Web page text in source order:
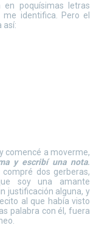
poquísimas letras
identifica. Pero el
así:
comencé a moverme,
y escribí una nota.
dos gerberas,
soy una amante
justificación alguna, y
al que había visto
palabra con él, fuera